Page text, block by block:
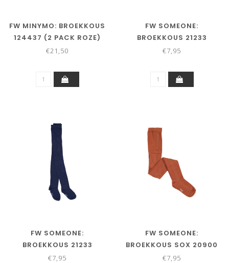
FW MINYMO: BROEKKOUS
124437 (2 PACK ROZE)
€21,50
FW SOMEONE:
BROEKKOUS 21233
(BLACK)
€7,95
FW SOMEONE:
BROEKKOUS 21233
(NAVY)
€7,95
FW SOMEONE:
BROEKKOUS SOX 20900
(COGNAC)
€7,95